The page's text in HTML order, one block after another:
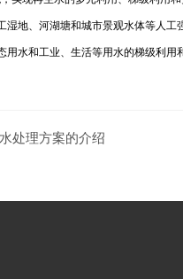
湿地、河湖塘和城市景观水体等人
用水和工业、生活等用水的梯级利用
处理方案的介绍